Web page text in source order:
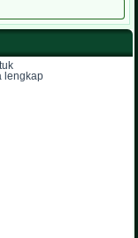
lengkap